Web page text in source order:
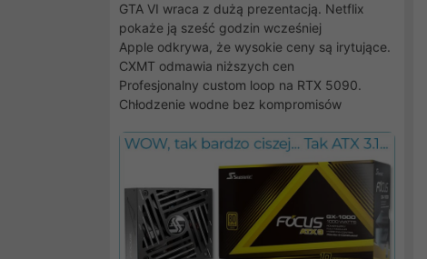
GTA VI wraca z dużą prezentacją. Netflix
pokaże ją sześć godzin wcześniej
Apple odkrywa, że wysokie ceny są irytujące.
CXMT odmawia niższych cen
Profesjonalny custom loop na RTX 5090.
Chłodzenie wodne bez kompromisów